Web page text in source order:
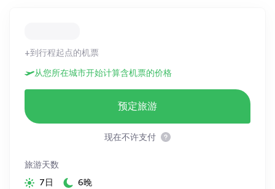
+到行程起点的机票
从您所在城市开始计算含机票的价格
预定旅游
现在不许支付
旅游天数
7日
6晚